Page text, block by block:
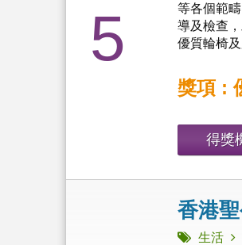
5
等各個範
導及檢查
優質輪椅
獎項 :
得獎
香港
生活